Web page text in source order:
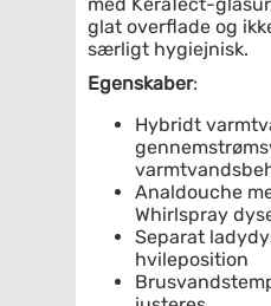
glat overflade og
særligt hygiejnisk.
Egenskaber:
Hybridt
Analdouche
Whirlspray
Separat
hvileposition